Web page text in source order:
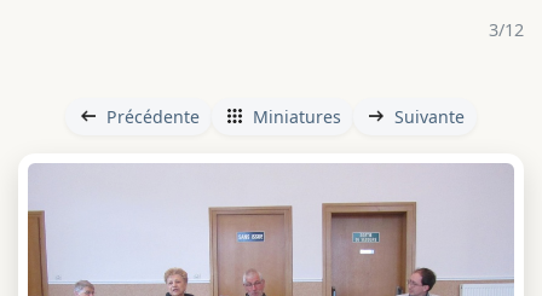
3/12
Précédente Miniatures Suivante